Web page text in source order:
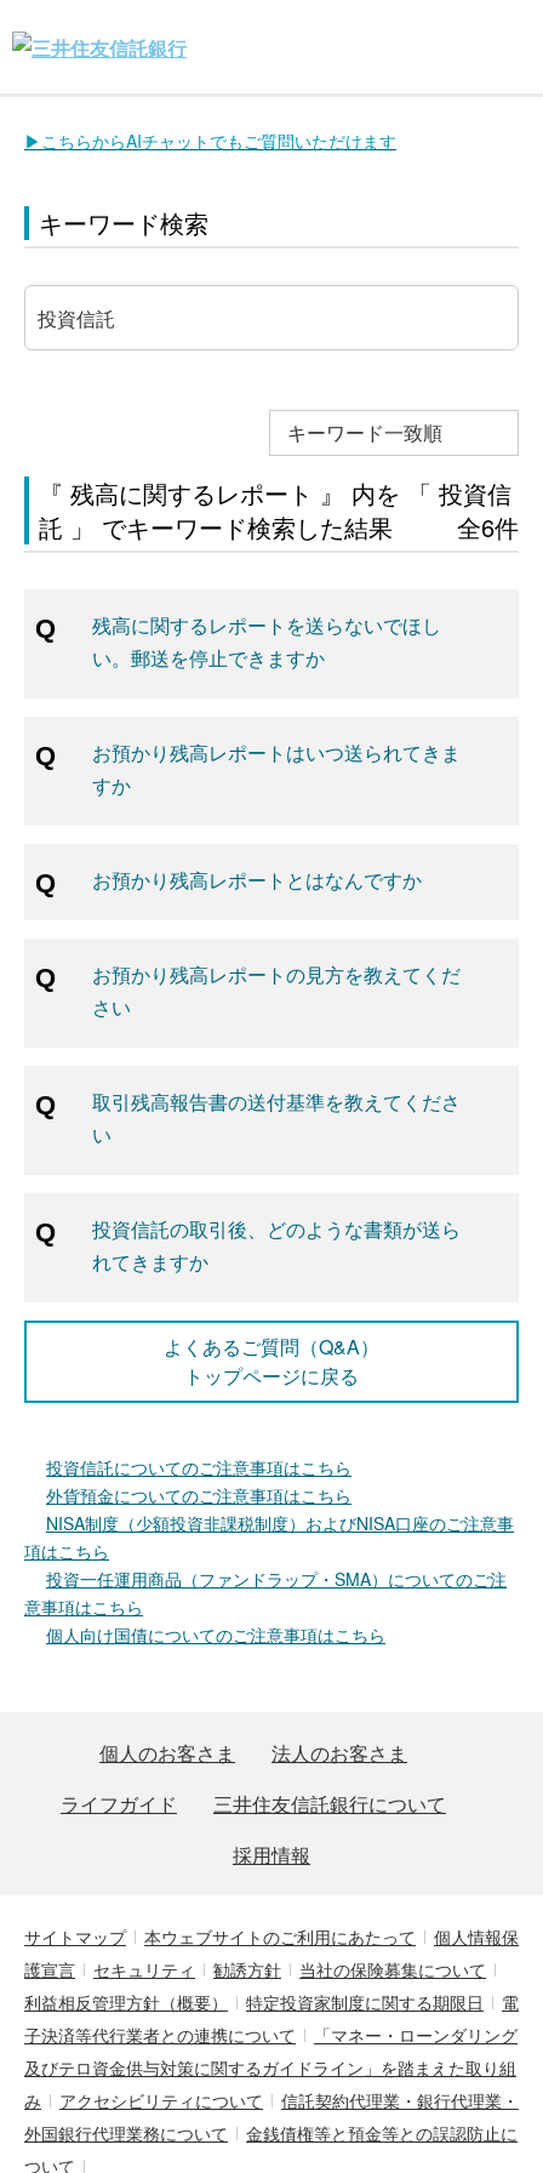
▶こちらからAIチャットでもご質問いただけます
キーワード検索
キーワード一致順
『 残高に関するレポート 』 内を 「 投資信
託 」 でキーワード検索した結果
全6件
残高に関するレポートを送らないでほし
い。郵送を停止できますか
お預かり残高レポートはいつ送られてきま
すか
お預かり残高レポートとはなんですか
お預かり残高レポートの見方を教えてくだ
さい
取引残高報告書の送付基準を教えてくださ
い
投資信託の取引後、どのような書類が送ら
れてきますか
よくあるご質問（Q&A）
トップページに戻る
投資信託についてのご注意事項はこちら
外貨預金についてのご注意事項はこちら
NISA制度（少額投資非課税制度）およびNISA口座のご注意事
項はこちら
投資一任運用商品（ファンドラップ・SMA）についてのご注
意事項はこちら
個人向け国債についてのご注意事項はこちら
個人のお客さま
法人のお客さま
ライフガイド
三井住友信託銀行について
採用情報
サイトマップ 本ウェブサイトのご利用にあたって
個人情報保
護宣言
セキュリティ 勧誘方針
当社の保険募集について
利益相反管理方針（概要）
特定投資家制度に関する期限日
電
子決済等代行業者との連携について
「マネー・ローンダリング
及びテロ資金供与対策に関するガイドライン」を踏まえた取り組
み
アクセシビリティについて
信託契約代理業・銀行代理業・
外国銀行代理業務について
金銭債権等と預金等との誤認防止に
ついて